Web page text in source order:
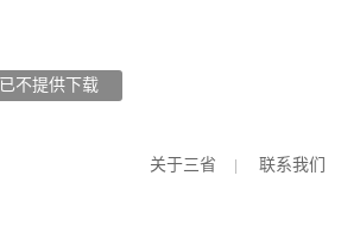
已不提供下载
关于三省 | 联系我们